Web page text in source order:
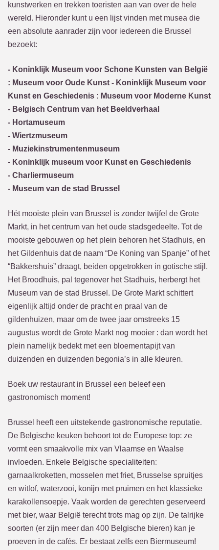
kunstwerken en trekken toeristen aan van over de hele
wereld. Hieronder kunt u een lijst vinden met musea die
een absolute aanrader zijn voor iedereen die Brussel
bezoekt:
- Koninklijk Museum voor Schone Kunsten van België
: Museum voor Oude Kunst - Koninklijk Museum voor
Kunst en Geschiedenis : Museum voor Moderne Kunst
- Belgisch Centrum van het Beeldverhaal
- Hortamuseum
- Wiertzmuseum
- Muziekinstrumentenmuseum
- Koninklijk museum voor Kunst en Geschiedenis
- Charliermuseum
- Museum van de stad Brussel
Hét mooiste plein van Brussel is zonder twijfel de Grote
Markt, in het centrum van het oude stadsgedeelte. Tot de
mooiste gebouwen op het plein behoren het Stadhuis, en
het Gildenhuis dat de naam “De Koning van Spanje” of het
“Bakkershuis” draagt, beiden opgetrokken in gotische stijl.
Het Broodhuis, pal tegenover het Stadhuis, herbergt het
Museum van de stad Brussel. De Grote Markt schittert
eigenlijk altijd onder de pracht en praal van de
gildenhuizen, maar om de twee jaar omstreeks 15
augustus wordt de Grote Markt nog mooier : dan wordt het
plein namelijk bedekt met een bloementapijt van
duizenden en duizenden begonia’s in alle kleuren.
Boek uw restaurant in Brussel een beleef een
gastronomisch moment!
Brussel heeft een uitstekende gastronomische reputatie.
De Belgische keuken behoort tot de Europese top: ze
vormt een smaakvolle mix van Vlaamse en Waalse
invloeden. Enkele Belgische specialiteiten:
garnaalkroketten, mosselen met friet, Brusselse spruitjes
en witlof, waterzooi, konijn met pruimen en het klassieke
karakollensoepje. Vaak worden de gerechten geserveerd
met bier, waar België terecht trots mag op zijn. De talrijke
soorten (er zijn meer dan 400 Belgische bieren) kan je
proeven in de cafés. Er bestaat zelfs een Biermuseum!